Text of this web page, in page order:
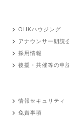
OHKハウジング
アナウンサー朗読
採用情報
後援・共催等の申
情報セキュリティ
免責事項